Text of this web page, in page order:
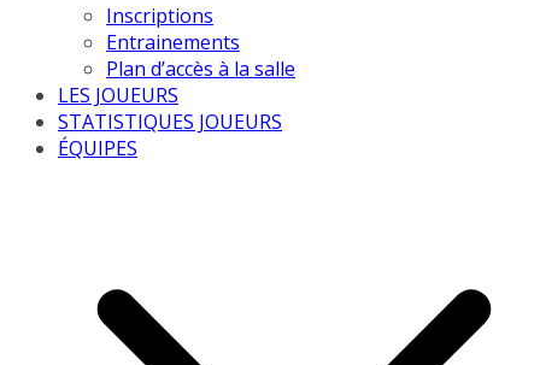
Inscriptions
Entrainements
Plan d’accès à la salle
LES JOUEURS
STATISTIQUES JOUEURS
ÉQUIPES